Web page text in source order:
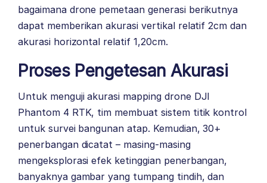
bagaimana drone pemetaan generasi berikutnya
dapat memberikan akurasi vertikal relatif 2cm dan
akurasi horizontal relatif 1,20cm.
Proses Pengetesan Akurasi
Untuk menguji akurasi mapping drone DJI
Phantom 4 RTK, tim membuat sistem titik kontrol
untuk survei bangunan atap. Kemudian, 30+
penerbangan dicatat – masing-masing
mengeksplorasi efek ketinggian penerbangan,
banyaknya gambar yang tumpang tindih, dan